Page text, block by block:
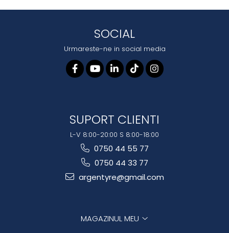
SOCIAL
Urmareste-ne in social media
SUPORT CLIENTI
L-V 8:00-20:00 S 8:00-18:00
0750 44 55 77
0750 44 33 77
argentyre@gmail.com
MAGAZINUL MEU